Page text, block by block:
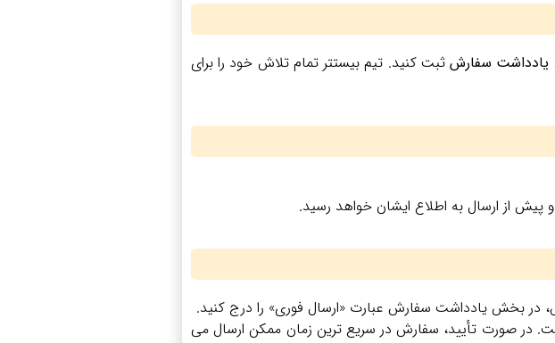
یادداشت سفارشثبت کنید. تیم بیستتر تمام تلاش خود را برای
از ارسال به اطلاع ایشان خواهد رسید.
در بخش یادداشت سفارش عبارت «ارسال فوری» را درج کنید.
در صورت تأیید، سفارش در سریع ‌ترین زمان ممکن ارسال می‌